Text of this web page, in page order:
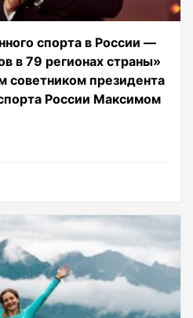
спорта в России —
в 79 регионах страны»
президента
России Максимом